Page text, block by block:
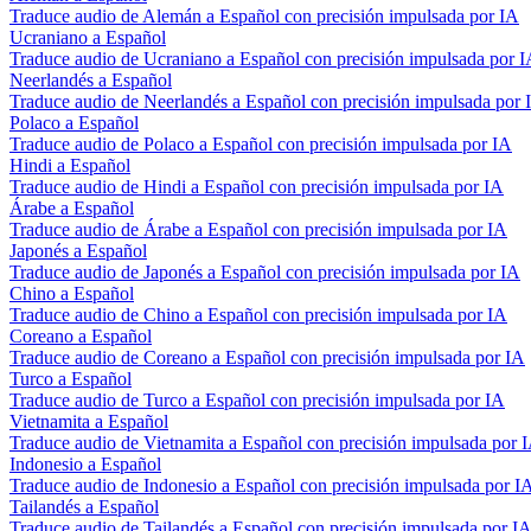
Traduce audio de Alemán a Español con precisión impulsada por IA
Ucraniano a Español
Traduce audio de Ucraniano a Español con precisión impulsada por
Neerlandés a Español
Traduce audio de Neerlandés a Español con precisión impulsada por
Polaco a Español
Traduce audio de Polaco a Español con precisión impulsada por IA
Hindi a Español
Traduce audio de Hindi a Español con precisión impulsada por IA
Árabe a Español
Traduce audio de Árabe a Español con precisión impulsada por IA
Japonés a Español
Traduce audio de Japonés a Español con precisión impulsada por IA
Chino a Español
Traduce audio de Chino a Español con precisión impulsada por IA
Coreano a Español
Traduce audio de Coreano a Español con precisión impulsada por IA
Turco a Español
Traduce audio de Turco a Español con precisión impulsada por IA
Vietnamita a Español
Traduce audio de Vietnamita a Español con precisión impulsada por
Indonesio a Español
Traduce audio de Indonesio a Español con precisión impulsada por IA
Tailandés a Español